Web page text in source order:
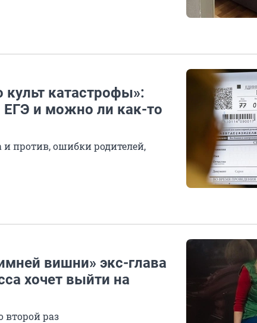
культ катастрофы»:
и можно ли как-то
и против, ошибки родителей,
вишни» экс-глава
хочет выйти на
второй раз